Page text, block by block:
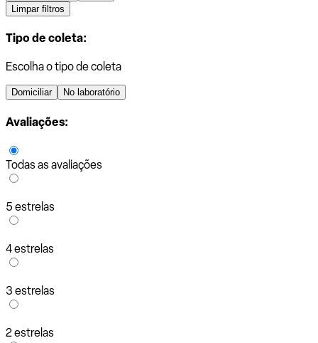
Limpar filtros
Tipo de coleta:
Escolha o tipo de coleta
Domiciliar No laboratório
Avaliações:
Todas as avaliações
5 estrelas
4 estrelas
3 estrelas
2 estrelas